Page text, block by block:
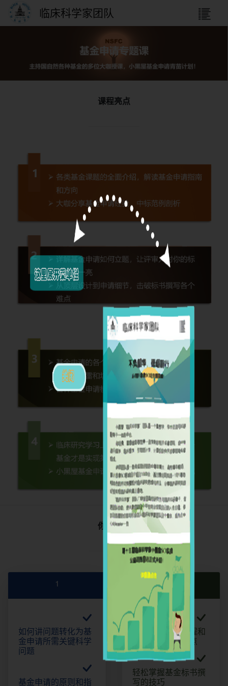
临床科学家团队
课程亮点
你将习得
1
如何讲问题转化为基
金申请所需关键科学
问题
基金申请的原则和指
明确基金评审流程和
失分细节和关键点
轻松掌握基金标书撰
写的技巧